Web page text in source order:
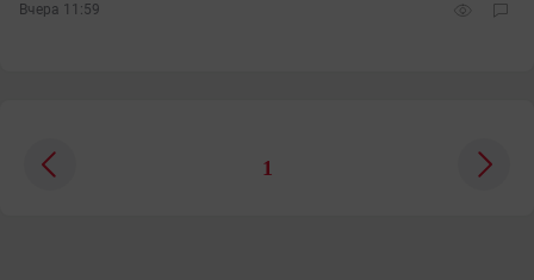
Вчера 11:59
1